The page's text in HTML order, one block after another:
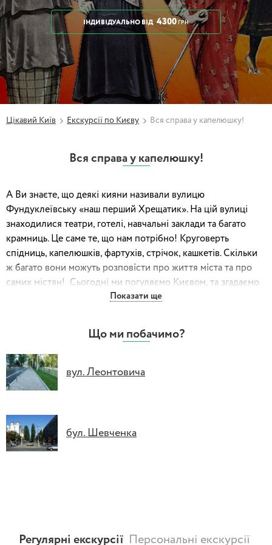
ІНДИВІДУАЛЬНОВІД 4300 ГРН
Цікавий Київ Екскурсії по Києву Вся справа у капелюшку!
Вся справа у капелюшку!
А Ви знаєте, що деякі кияни називали вулицю
Фундуклеївську «наш перший Хрещатик». На цій вулиці
знаходилися театри, готелі, навчальні заклади та багато
крамниць. Це саме те, що нам потрібно! Круговерть
спідниць, капелюшків, фартухів, стрічок, кашкетів. Скільки
ж багато вони можуть розповісти про життя міста та про
самих містян! Сьогодні ми погуляємо Києвом, та згадаємо
якого кольору були вулиці міста, як вони майоріли
господарки фартухів, стрічок та хусток.
Капелюшки, та історії, які вони могли б розповісти про
-збагачували.
«Вуса — честь, а борода й у цапа єсть». Вуса, кашкети, штани
Показати ще
Що ми побачимо?
вул. Леонтовича
бул. Шевченка
Регулярні екскурсії Персональні екскурсії